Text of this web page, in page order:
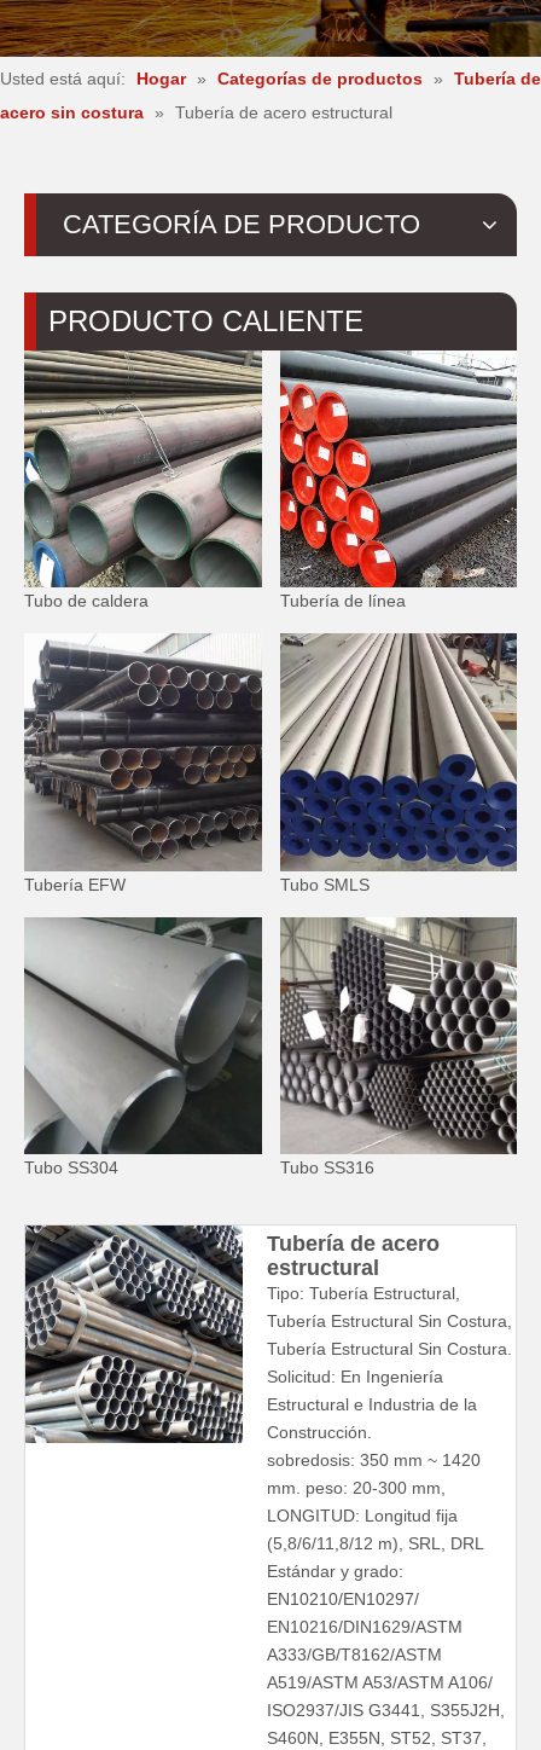
Usted está aquí: Hogar » Categorías de productos »
Tubería de
acero sin costura » Tubería de acero estructural
CATEGORÍA DE PRODUCTO
PRODUCTO CALIENTE
Tubo de caldera Tubería de línea
Tubería EFW Tubo SMLS
Tubo SS304 Tubo SS316
Tubería de acero
estructural
Tipo: Tubería Estructural,
Tubería Estructural Sin Costura,
Tubería Estructural Sin Costura.
Solicitud: En Ingeniería
Estructural e Industria de la
Construcción.
sobredosis: 350 mm ~ 1420
mm. peso: 20-300 mm,
LONGITUD: Longitud fija
(5,8/6/11,8/12 m), SRL, DRL
Estándar y grado:
EN10210/EN10297/
EN10216/DIN1629/ASTM
A333/GB/T8162/ASTM
A519/ASTM A53/ASTM A106/
ISO2937/JIS G3441, S355J2H,
S460N, E355N, ST52, ST37,